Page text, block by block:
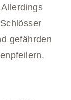
gefährden